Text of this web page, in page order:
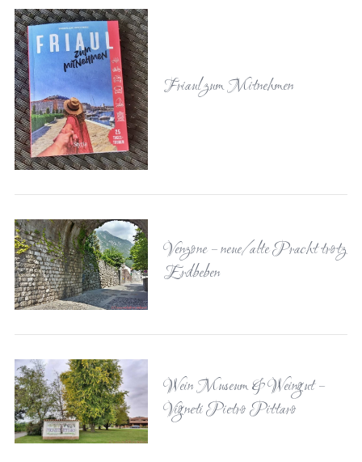
Friaul zum Mitnehmen
Venzone – neue/alte Pracht trotz
Erdbeben
Wein Museum & Weingut –
Vigneti Pietro Pittaro